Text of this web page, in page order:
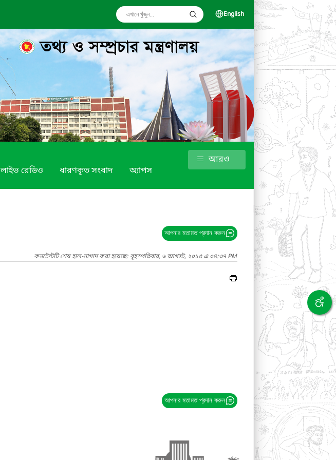
English
লাইভ রেডিও ধারণকৃত সংবাদ অ্যাপস
আরও
আপনার মতামত প্রদান করুন
কনটেন্টটি শেষ হাল-নাগাদ করা হয়েছে: বৃহস্পতিবার, ৬ আগস্ট, ২০১৫ এ ০৪:৩৭ PM
আপনার মতামত প্রদান করুন